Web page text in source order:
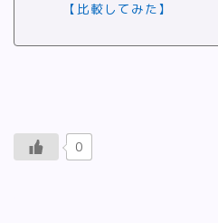
【比較してみた】
0